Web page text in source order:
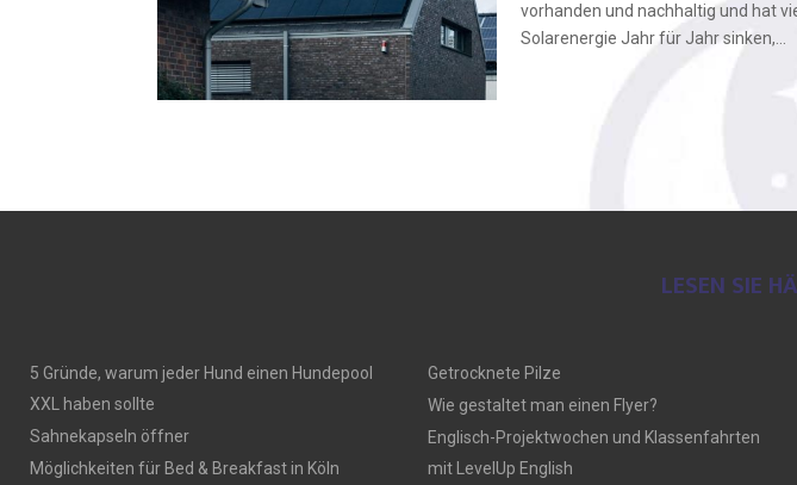
vorhanden und nachhaltig und hat
Solarenergie Jahr für Jahr sinken,...
LESEN SIE
5 Gründe, warum jeder Hund einen Hundepool
XXL haben sollte
Sahnekapseln öffner
Möglichkeiten für Bed & Breakfast in Köln
Getrocknete Pilze
Wie gestaltet man einen Flyer?
Englisch-Projektwochen und Klassenfahrten
mit LevelUp English